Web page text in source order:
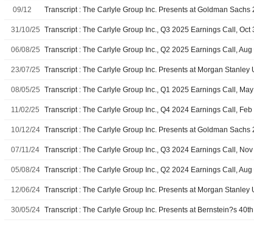
09/12
31/10/25 Transcript : The Carlyle Group Inc., Q3 2025 Earnings Call, Oct
06/08/25 Transcript : The Carlyle Group Inc., Q2 2025 Earnings Call, Aug
23/07/25
08/05/25 Transcript : The Carlyle Group Inc., Q1 2025 Earnings Call,
11/02/25 Transcript : The Carlyle Group Inc., Q4 2024 Earnings Call, Feb
10/12/24
07/11/24 Transcript : The Carlyle Group Inc., Q3 2024 Earnings Call,
05/08/24 Transcript : The Carlyle Group Inc., Q2 2024 Earnings Call,
12/06/24
30/05/24